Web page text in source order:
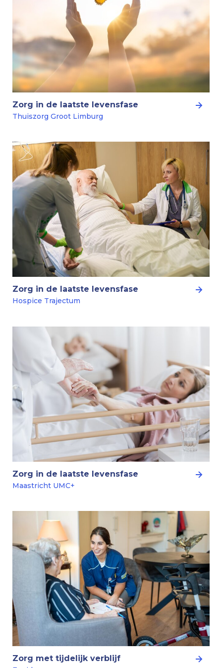
Zorg in de laatste levensfase
Thuiszorg Groot Limburg
Zorg in de laatste levensfase
Hospice Trajectum
Zorg in de laatste levensfase
Maastricht UMC+
Zorg met tijdelijk verblijf